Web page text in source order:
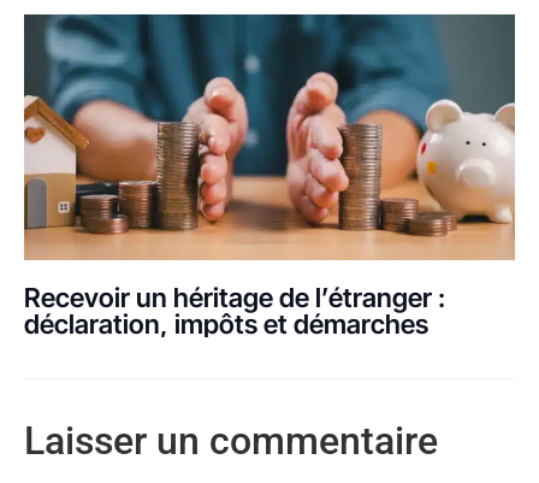
Recevoir un héritage de l’étranger :
déclaration, impôts et démarches
Laisser un commentaire